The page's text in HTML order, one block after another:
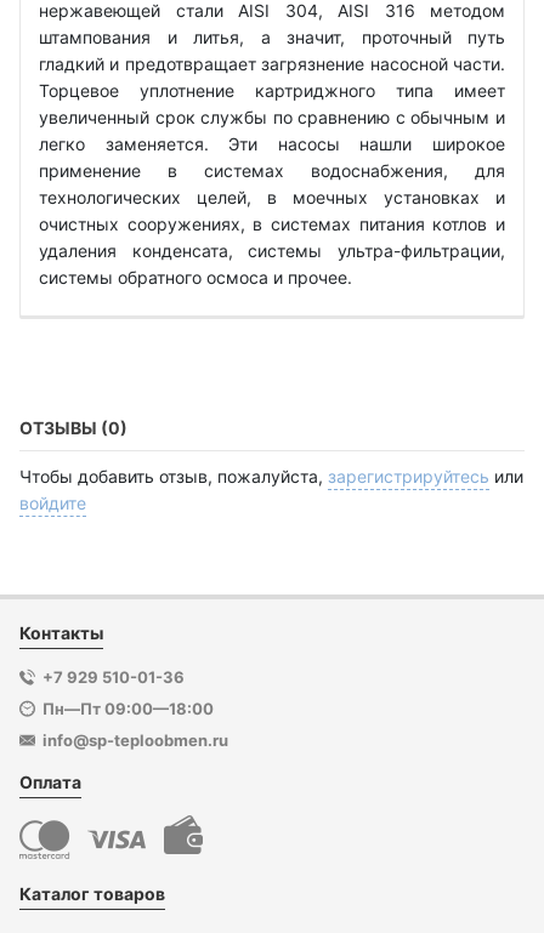
нержавеющей стали AISI 304, AISI 316 методом
штампования и литья, а значит, проточный путь
гладкий и предотвращает загрязнение насосной части.
Торцевое уплотнение картриджного типа имеет
увеличенный срок службы по сравнению с обычным и
легко заменяется. Эти насосы нашли широкое
применение в системах водоснабжения, для
технологических целей, в моечных установках и
очистных сооружениях, в системах питания котлов и
удаления конденсата, системы ультра-фильтрации,
системы обратного осмоса и прочее.
ОТЗЫВЫ (0)
Чтобы добавить отзыв, пожалуйста, зарегистрируйтесь или
войдите
Контакты
+7 929 510-01-36
Пн—Пт 09:00—18:00
info@sp-teploobmen.ru
Оплата
Каталог товаров